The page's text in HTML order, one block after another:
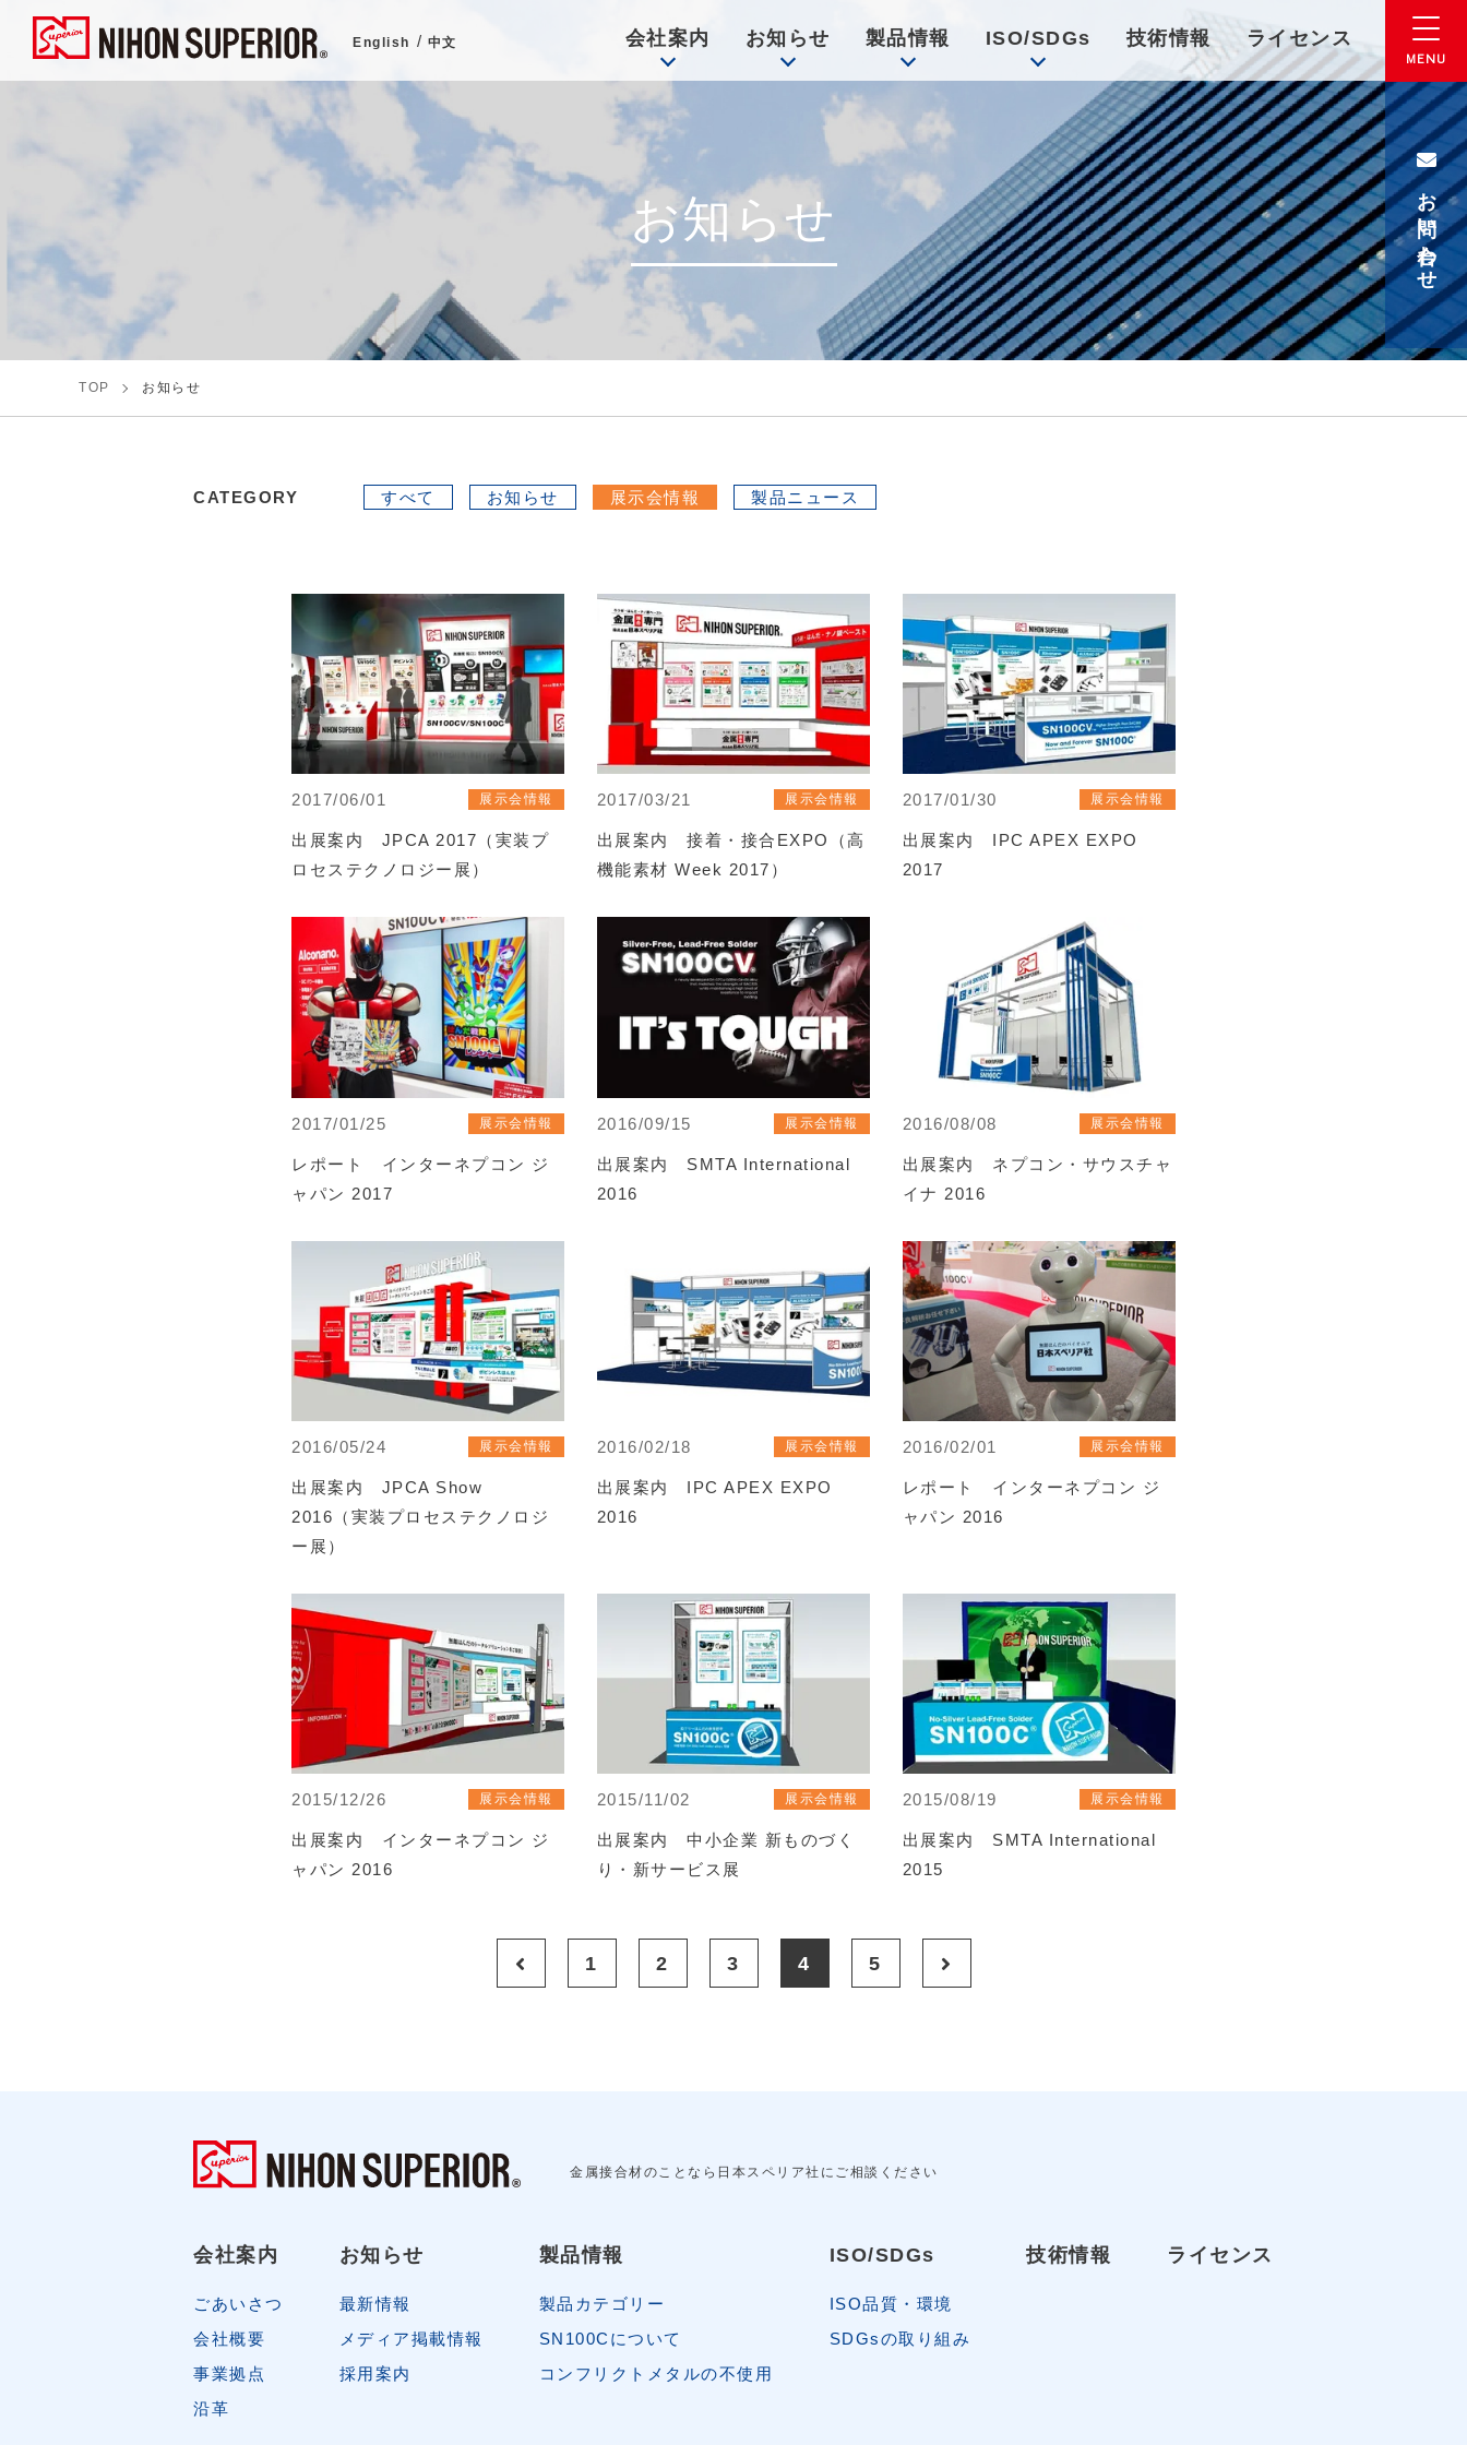
会社案内 お知らせ 製品情報 ISO/SDGs 技術情報 ライセンス
English 中文
お問い合わせ
お知らせ
TOP お知らせ
CATEGORY すべて お知らせ 展示会情報 製品ニュース
2017/06/01 展示会情報
出展案内 JPCA 2017（実装プ
ロセステクノロジー展）
2017/03/21 展示会情報
出展案内 接着・接合EXPO（高
機能素材 Week 2017）
2017/01/30 展示会情報
出展案内 IPC APEX EXPO
2017
2017/01/25 展示会情報
レポート インターネプコン ジ
ャパン 2017
2016/09/15 展示会情報
出展案内 SMTA International
2016
2016/08/08 展示会情報
出展案内 ネプコン・サウスチャ
イナ 2016
2016/05/24 展示会情報
出展案内 JPCA Show
2016（実装プロセステクノロジ
ー展）
2016/02/18 展示会情報
出展案内 IPC APEX EXPO
2016
2016/02/01 展示会情報
レポート インターネプコン ジ
ャパン 2016
2015/12/26 展示会情報
出展案内 インターネプコン ジ
ャパン 2016
2015/11/02 展示会情報
出展案内 中小企業 新ものづく
り・新サービス展
2015/08/19 展示会情報
出展案内 SMTA International
2015
1 2 3 4 5
金属接合材のことなら日本スペリア社にご相談ください
会社案内
ごあいさつ
会社概要
事業拠点
沿革
お知らせ
最新情報
メディア掲載情報
採用案内
製品情報
製品カテゴリー
SN100Cについて
コンフリクトメタルの不使用
ISO/SDGs
ISO品質・環境
SDGsの取り組み
技術情報 ライセンス